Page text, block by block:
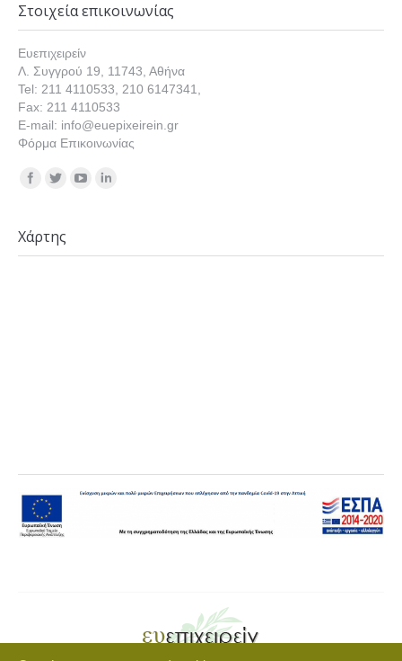
Στοιχεία επικοινωνίας
Ευεπιχειρείν
Λ. Συγγρού 19, 11743, Αθήνα
Tel: 211 4110533, 210 6147341,
Fax: 211 4110533
E-mail: info@euepixeirein.gr
Φόρμα Επικοινωνίας
Find us on:
Χάρτης